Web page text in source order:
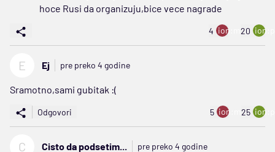
hoce Rusi da organizuju,bice vece nagrade
4 ion:minus
20
E Ej pre preko 4 godine
Sramotno,sami gubitak :(
Odgovori 5 ion:minus
25
C Cisto da podsetim... pre preko 4 godine